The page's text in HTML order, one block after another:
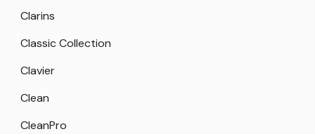
Clarins
Classic Collection
Clavier
Clean
CleanPro